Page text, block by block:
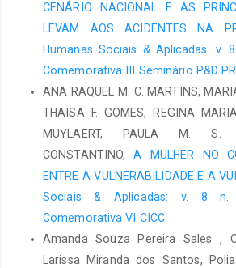
CENÁRIO NACIONAL E AS
LEVAM AOS ACIDENTES NA
Humanas Sociais & Aplicadas: v.
Comemorativa III Seminário P&D
ANA RAQUEL M. C. MARTINS,
THAISA F. GOMES, REGINA
MUYLAERT, PAULA M. S.
CONSTANTINO,A MULHER NO
ENTRE A VULNERABILIDADE E A
Sociais & Aplicadas: v. 8 n.
Comemorativa VI CICC
Amanda Souza Pereira Sales ,
Larissa Miranda dos Santos,